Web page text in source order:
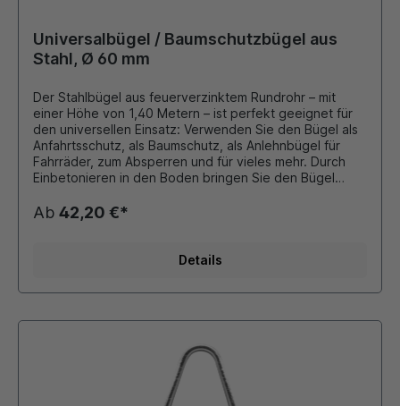
machen ihn zu einer vielseitigen und praktischen
Lösung für Handwerk, Gewerbe, Industrie, Kommunen
und Privatpersonen. Material: Feuerverzinktes Rundrohr
Befestigung: Ortssicher durch Einbetonieren
Abmessungen: Gesamthöhe: 1400 mm Breite außen:
300 mmOptional gegen Aufpreis mit Knieholm oder
Fußplatten zum Aufdübeln möglich!!!
Universalbügel / Baumschutzbügel aus
Stahl, Ø 60 mm
Der Stahlbügel aus feuerverzinktem Rundrohr – mit
einer Höhe von 1,40 Metern – ist perfekt geeignet für
den universellen Einsatz: Verwenden Sie den Bügel als
Anfahrtsschutz, als Baumschutz, als Anlehnbügel für
Fahrräder, zum Absperren und für vieles mehr. Durch
Einbetonieren in den Boden bringen Sie den Bügel
Farbe für den Schutzbügel: feuerverzinkt, rot/weiss,
schwarz/gelb, verkehrsrot oder anthrazit metallic. Die
mm ​Breite außen 360 mm Optional gegen Aufpreis mit
Ab 42,20 €*
Details